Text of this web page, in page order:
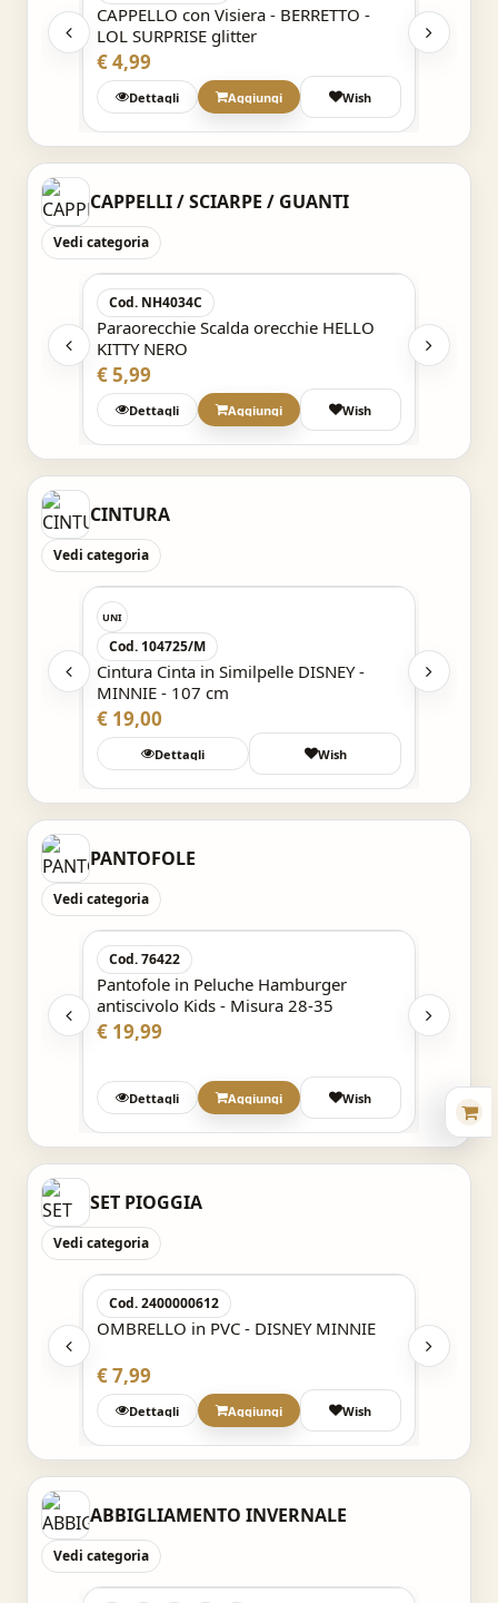
CAPPELLO con Visiera - BERRETTO -
LOL SURPRISE glitter
€ 4,99
Dettagli Aggiungi Wish
LOL
CAPPELLI / SCIARPE / GUANTI
Vedi categoria
Cod. NH4034C
Paraorecchie Scalda orecchie HELLO
KITTY NERO
€ 5,99
Dettagli Aggiungi Wish
KITTY
CINTURA
Vedi categoria
UNI
Cod. 104725/M
Cintura Cinta in Similpelle DISNEY -
MINNIE - 107 cm
€ 19,00
Dettagli Wish
€ 4,99
PANTOFOLE
Vedi categoria
Cod. 76422
Pantofole in Peluche Hamburger
antiscivolo Kids - Misura 28-35
€ 19,99
Dettagli Aggiungi Wish
€
SET PIOGGIA
Vedi categoria
Cod. 2400000612
OMBRELLO in PVC - DISNEY MINNIE
€ 7,99
Dettagli Aggiungi Wish
STITCH
ABBIGLIAMENTO INVERNALE
Vedi categoria